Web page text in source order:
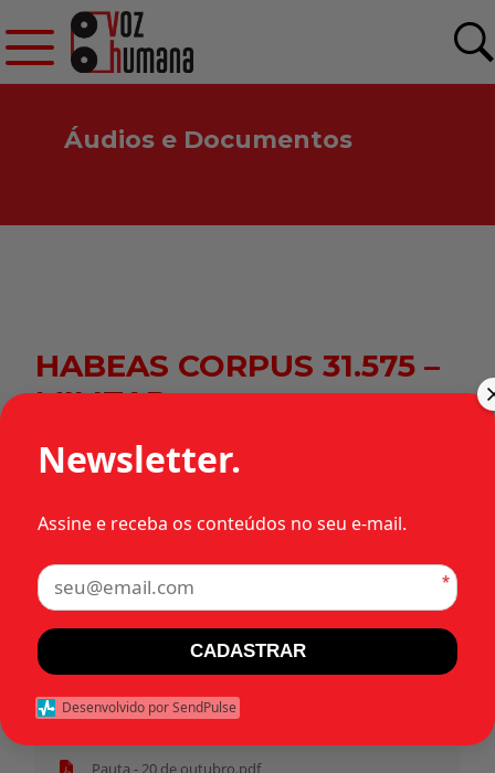
Áudios e Documentos
HABEAS CORPUS 31.575 –
MILITAR
Início
Pauta - 20 de outubro.pdf
Newsletter.
Assine e receba os conteúdos no seu e-mail.
*
CADASTRAR
Desenvolvido por SendPulse